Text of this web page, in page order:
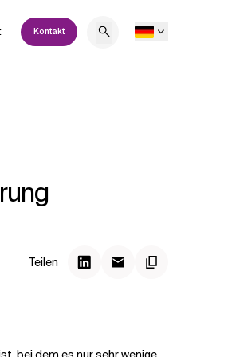
Kontakt
Teilen